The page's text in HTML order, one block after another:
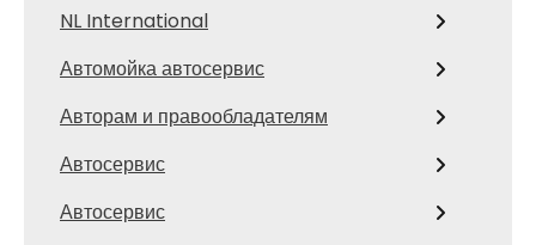
NL International
Автомойка автосервис
Авторам и правообладателям
Автосервис
Автосервис